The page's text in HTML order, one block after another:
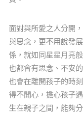
面對與所愛之人分開
與思念，更不用說發
係，就如同星星月亮
也都會有思念、不安
也會在離開孩子的時
得不開心，擔心孩子
生在親子之間，能夠